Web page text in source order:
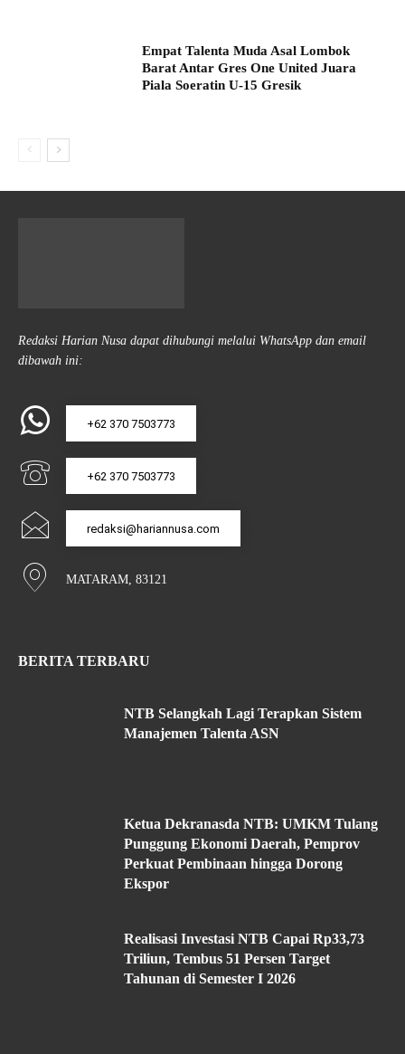
Empat Talenta Muda Asal Lombok
Barat Antar Gres One United Juara
Piala Soeratin U-15 Gresik
Redaksi Harian Nusa dapat dihubungi melalui WhatsApp dan email
dibawah ini:
+62 370 7503773
+62 370 7503773
redaksi@hariannusa.com
MATARAM, 83121
BERITA TERBARU
NTB Selangkah Lagi Terapkan Sistem
Manajemen Talenta ASN
Ketua Dekranasda NTB: UMKM Tulang
Punggung Ekonomi Daerah, Pemprov
Perkuat Pembinaan hingga Dorong
Ekspor
Realisasi Investasi NTB Capai Rp33,73
Triliun, Tembus 51 Persen Target
Tahunan di Semester I 2026